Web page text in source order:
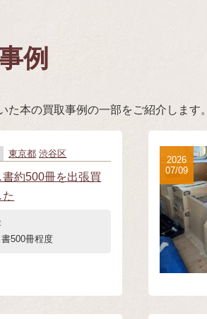
例
本の買取事例の一部をご紹介します。
東京都 渋谷区
書約500冊を出張買
500冊程度
2026
07/09